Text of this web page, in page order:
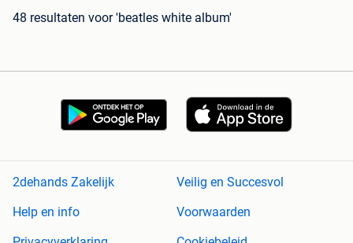
48 resultaten voor 'beatles white album'
2dehands Zakelijk
Veilig en Succesvol
Help en info
Voorwaarden